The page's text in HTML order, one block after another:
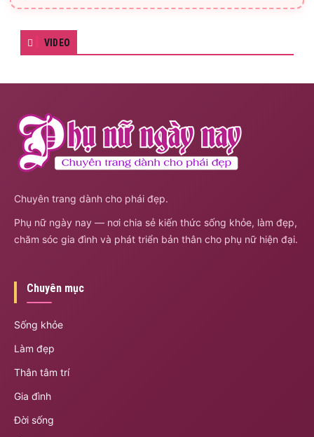
VIDEO
Chuyên trang dành cho phái đẹp.
Phụ nữ ngày nay — nơi chia sẻ kiến thức sống khỏe, làm đẹp,
chăm sóc gia đình và phát triển bản thân cho phụ nữ hiện đại.
Chuyên mục
Sống khỏe
Làm đẹp
Thân tâm trí
Gia đình
Đời sống